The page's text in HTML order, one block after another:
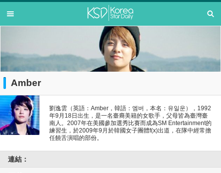
Amber
劉逸雲（英語：Amber，韓語：엠버，本名：유일운），1992
年9月18日出生，是一名臺裔美籍的女歌手，父母皆為臺灣臺
南人。2007年在美國參加選秀比賽而成為SM Entertainment的
練習生，於2009年9月於韓國女子團體f(x)出道，在隊中經常擔
任饒舌演唱的部份。
連結：